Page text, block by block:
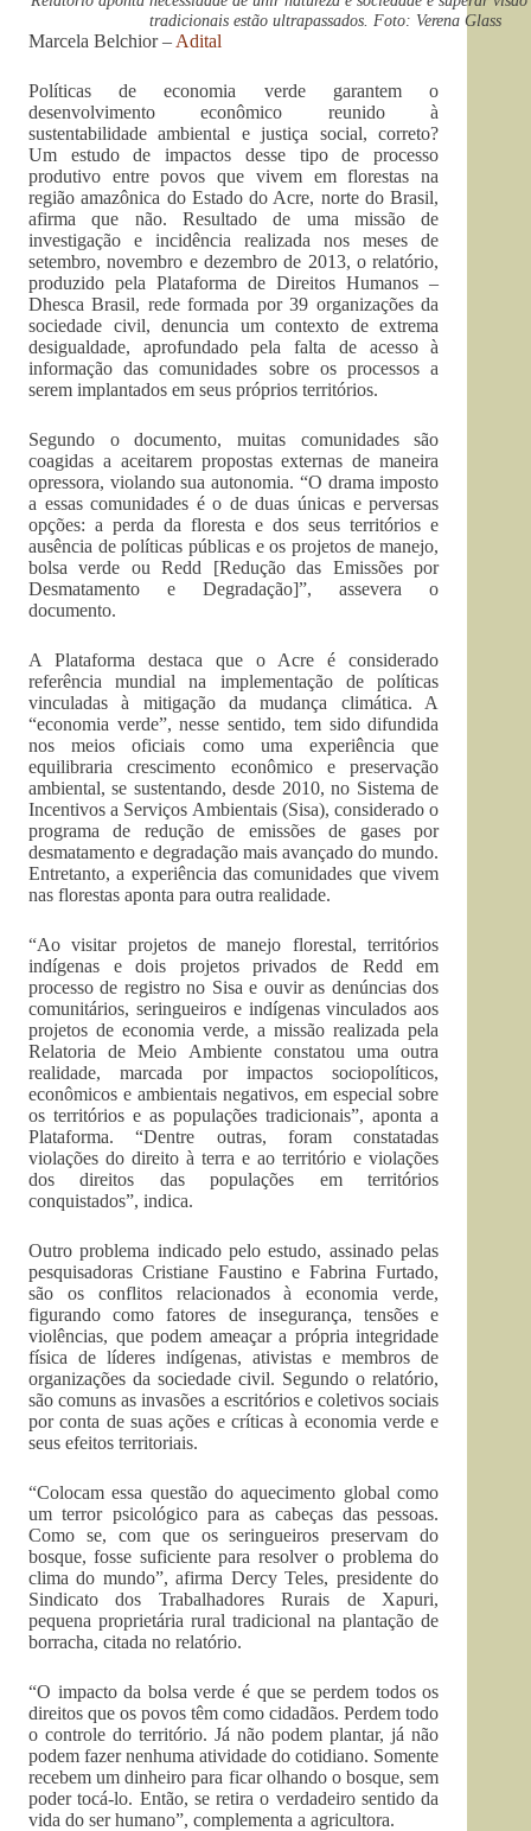
tradicionais estão ultrapassados. Foto: Verena Glass
Marcela Belchior – Adital
Políticas de economia verde garantem o
desenvolvimento econômico reunido à
sustentabilidade ambiental e justiça social, correto?
Um estudo de impactos desse tipo de processo
produtivo entre povos que vivem em florestas na
região amazônica do Estado do Acre, norte do Brasil,
afirma que não. Resultado de uma missão de
investigação e incidência realizada nos meses de
setembro, novembro e dezembro de 2013, o relatório,
produzido pela Plataforma de Direitos Humanos –
Dhesca Brasil, rede formada por 39 organizações da
sociedade civil, denuncia um contexto de extrema
desigualdade, aprofundado pela falta de acesso à
informação das comunidades sobre os processos a
serem implantados em seus próprios territórios.
Segundo o documento, muitas comunidades são
coagidas a aceitarem propostas externas de maneira
opressora, violando sua autonomia. “O drama imposto
a essas comunidades é o de duas únicas e perversas
opções: a perda da floresta e dos seus territórios e
ausência de políticas públicas e os projetos de manejo,
bolsa verde ou Redd [Redução das Emissões por
Desmatamento e Degradação]”, assevera o
documento.
A Plataforma destaca que o Acre é considerado
referência mundial na implementação de políticas
vinculadas à mitigação da mudança climática. A
“economia verde”, nesse sentido, tem sido difundida
nos meios oficiais como uma experiência que
equilibraria crescimento econômico e preservação
ambiental, se sustentando, desde 2010, no Sistema de
Incentivos a Serviços Ambientais (Sisa), considerado o
programa de redução de emissões de gases por
desmatamento e degradação mais avançado do mundo.
Entretanto, a experiência das comunidades que vivem
nas florestas aponta para outra realidade.
“Ao visitar projetos de manejo florestal, territórios
indígenas e dois projetos privados de Redd em
processo de registro no Sisa e ouvir as denúncias dos
comunitários, seringueiros e indígenas vinculados aos
projetos de economia verde, a missão realizada pela
Relatoria de Meio Ambiente constatou uma outra
realidade, marcada por impactos sociopolíticos,
econômicos e ambientais negativos, em especial sobre
os territórios e as populações tradicionais”, aponta a
Plataforma. “Dentre outras, foram constatadas
violações do direito à terra e ao território e violações
dos direitos das populações em territórios
conquistados”, indica.
Outro problema indicado pelo estudo, assinado pelas
pesquisadoras Cristiane Faustino e Fabrina Furtado,
são os conflitos relacionados à economia verde,
figurando como fatores de insegurança, tensões e
violências, que podem ameaçar a própria integridade
física de líderes indígenas, ativistas e membros de
organizações da sociedade civil. Segundo o relatório,
são comuns as invasões a escritórios e coletivos sociais
por conta de suas ações e críticas à economia verde e
seus efeitos territoriais.
“Colocam essa questão do aquecimento global como
um terror psicológico para as cabeças das pessoas.
Como se, com que os seringueiros preservam do
bosque, fosse suficiente para resolver o problema do
clima do mundo”, afirma Dercy Teles, presidente do
Sindicato dos Trabalhadores Rurais de Xapuri,
pequena proprietária rural tradicional na plantação de
borracha, citada no relatório.
“O impacto da bolsa verde é que se perdem todos os
direitos que os povos têm como cidadãos. Perdem todo
o controle do território. Já não podem plantar, já não
podem fazer nenhuma atividade do cotidiano. Somente
recebem um dinheiro para ficar olhando o bosque, sem
poder tocá-lo. Então, se retira o verdadeiro sentido da
vida do ser humano”, complementa a agricultora.